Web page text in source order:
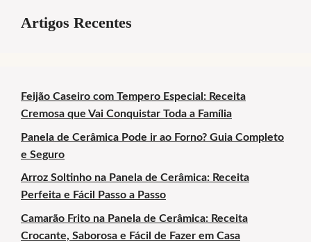
Artigos Recentes
Feijão Caseiro com Tempero Especial: Receita
Cremosa que Vai Conquistar Toda a Família
Panela de Cerâmica Pode ir ao Forno? Guia Completo
e Seguro
Arroz Soltinho na Panela de Cerâmica: Receita
Perfeita e Fácil Passo a Passo
Camarão Frito na Panela de Cerâmica: Receita
Crocante, Saborosa e Fácil de Fazer em Casa